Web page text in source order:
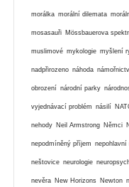
morálka morální dilemata
mosasauři Mössbauerova
muslimové mykologie myšlení
nadpřirozeno náhoda
obrození národní parky
vyjednávací problém násilí
nehody Neil Armstrong Němci
nepodmíněný příjem nepohlavní
neštovice neurologie
nevěra New Horizons Newton